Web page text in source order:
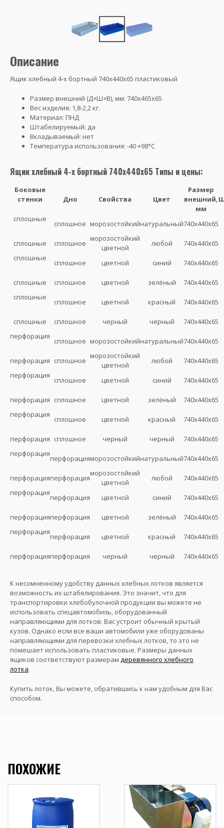
Описание
Ящик хлебный 4-х бортный 740х440х65 пластиковый
Размер внешний (Д×Ш×В), мм: 740х465х65
Вес изделия: 1,8-2,2 кг.
Материал: ПНД
Штабелируемый: да
Вкладываемый: нет
Температура использования: -40 +98°С
Ящик хлебный 4-х бортный 740х440х65 Типы и цены:
Боковые
стенки
Дно Свойства Цвет
Размер
внешний,
мм
сплошные
сплошное морозостойкийнатуральный740х440х65
сплошные сплошное
морозостойкий
цветной
любой
740х440х65
сплошные
сплошное цветной синий 740х440х65
сплошные сплошное цветной зелёный
740х440х65
сплошные
сплошное цветной красный 740х440х65
сплошные сплошное черный черный
740х440х65
перфорация
сплошное морозостойкийнатуральный740х440х65
перфорация сплошное
морозостойкий
цветной
любой
740х440х65
перфорация
сплошное цветной синий 740х440х65
перфорация сплошное цветной зелёный
740х440х65
перфорация
сплошное цветной красный 740х440х65
перфорация сплошное черный черный
740х440х65
перфорация
перфорацияморозостойкийнатуральный740х440х65
перфорацияперфорация
морозостойкий
цветной
любой
740х440х65
перфорация
перфорация цветной синий 740х440х65
перфорацияперфорация цветной зелёный
740х440х65
перфорация
перфорация цветной красный 740х440х65
перфорацияперфорация черный черный 740х440х65
К несомненному удобству данных хлебных лотков является
возможность их штабелирования. Это значит, что для
транспортировки хлебобулочной продукции вы можете не
использовать спецавтомобиль, оборудованный
направляющими для лотков. Вас устроит обычный крытый
кузов. Однако если все ваши автомобили уже оборудованы
направляющими для перевозки хлебных лотков, то это не
помешает использовать пластиковые. Размеры данных
ящиков соответствуют размерам деревянного хлебного
лотка.
Купить лоток, Вы можете, обратившись к нам удобным для Вас
способом.
ПОХОЖИЕ